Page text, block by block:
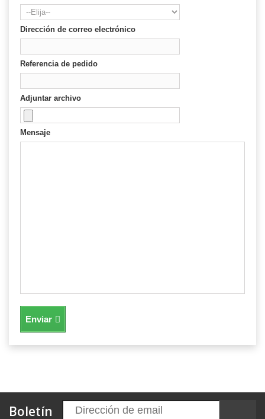
Dirección de correo electrónico
Referencia de pedido
Adjuntar archivo
Mensaje
Enviar
Boletín